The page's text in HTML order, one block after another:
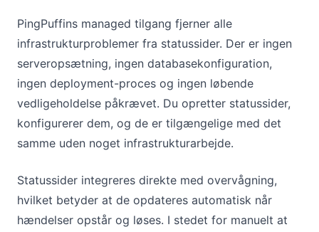
PingPuffins managed tilgang fjerner alle
infrastrukturproblemer fra statussider. Der er ingen
serveropsætning, ingen databasekonfiguration,
ingen deployment-proces og ingen løbende
vedligeholdelse påkrævet. Du opretter statussider,
konfigurerer dem, og de er tilgængelige med det
samme uden noget infrastrukturarbejde.
Statussider integreres direkte med overvågning,
hvilket betyder at de opdateres automatisk når
hændelser opstår og løses. I stedet for manuelt at